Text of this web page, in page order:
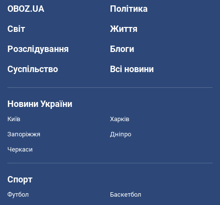
OBOZ.UA
Політика
Світ
Життя
Розслідування
Блоги
Суспільство
Всі новини
Новини України
Київ Харків
Запоріжжя Дніпро
Черкаси
Спорт
Футбол Баскетбол